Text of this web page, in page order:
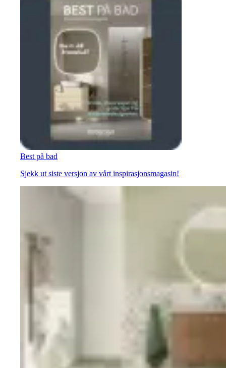
Best på bad
Sjekk ut siste versjon av vårt inspirasjonsmagasin!